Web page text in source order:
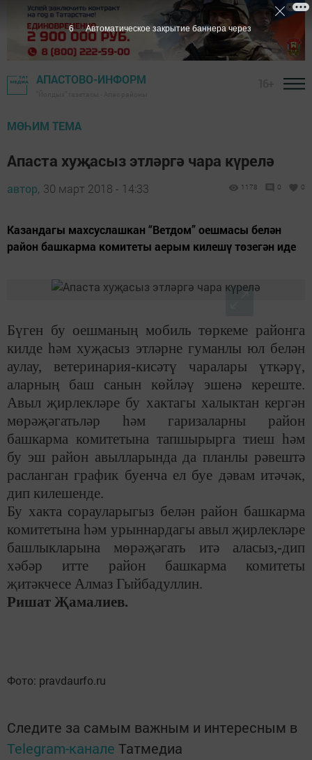
АПАСТОВО-ИНФОРМ
МӨҺИМ ТЕМА
Апаста хуҗасыз этләргә чара күрелә
автор, 30 март 2018 - 14:33 1178 0 0
Казандагы махсуслашкан “Ветдом” оешмасы белән
район башкарма комитеты аерым килешү төзегән иде
Бүген бу оешманың мобиль төркеме районга
килде һәм хуҗасыз этләрне гуманлы юл белән
аулау, ветеринария-кисәтү чаралары үткәрү,
аларның баш санын көйләү эшенә кереште.
Авыл җирлекләре бу хактагы халыктан кергән
мөрәҗәгатьләр һәм гаризаларны район
башкарма комитетына тапшырырга тиеш һәм
бу эш район авылларында да планлы рәвештә
расланган график буенча ел буе дәвам итәчәк,
дип килешенде.
Бу хакта сорауларыгыз белән район башкарма
комитетына һәм урыннардагы авыл җирлекләре
башлыкларына мөрәҗәгать итә аласыз,-дип
хәбәр итте район башкарма комитеты
җитәкчесе Алмаз Гыйбадуллин.
Ришат Җамалиев.
Фото: pravdaurfo.ru
Следите за самым важным и интересным в
Telegram-канале Татмедиа
6 Автоматическое закрытие баннера через